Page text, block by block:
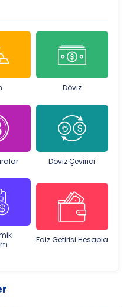
Döviz
Döviz Çevirici
Faiz Getirisi Hesapla